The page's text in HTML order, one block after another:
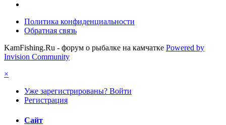
Политика конфиденциальности
Обратная связь
KamFishing.Ru - форум о рыбалке на камчатке Powered by
Invision Community
×
Уже зарегистрированы? Войти
Регистрация
Сайт